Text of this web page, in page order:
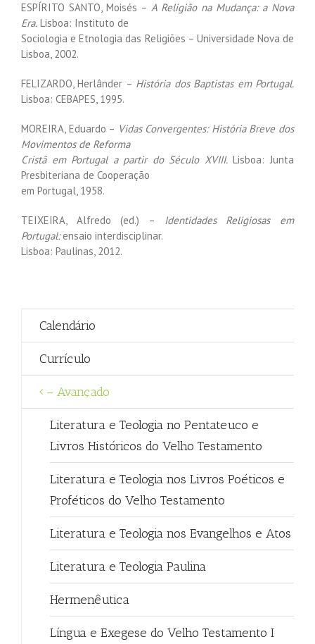
ESPÍRITO SANTO, Moisés – A Religião na Mudança: a Nova
Era. Lisboa: Instituto de
Sociologia e Etnologia das Religiões – Universidade Nova de
Lisboa, 2002.
FELIZARDO, Herlânder – História dos Baptistas em Portugal.
Lisboa: CEBAPES, 1995.
MOREIRA, Eduardo – Vidas Convergentes: História Breve dos
Movimentos de Reforma
Cristã em Portugal a partir do Século XVIII.Lisboa: Junta
Presbiteriana de Cooperação
em Portugal, 1958.
TEIXEIRA, Alfredo (ed.) –
Identidades Religiosas em
Portugal:ensaio interdisciplinar.
Lisboa: Paulinas, 2012.
Calendário
Currículo
– Avançado
Literatura e Teologia no Pentateuco e
Livros Históricos do Velho Testamento
Literatura e Teologia nos Livros Poéticos e
Proféticos do Velho Testamento
Literatura e Teologia nos Evangelhos e Atos
Literatura e Teologia Paulina
Hermenêutica
Língua e Exegese do Velho Testamento I